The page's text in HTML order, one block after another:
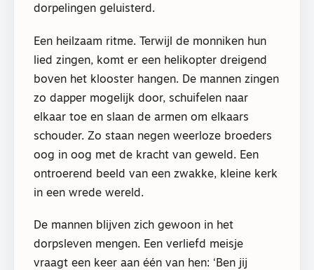
dorpelingen geluisterd.
Een heilzaam ritme. Terwijl de monniken hun
lied zingen, komt er een helikopter dreigend
boven het klooster hangen. De mannen zingen
zo dapper mogelijk door, schuifelen naar
elkaar toe en slaan de armen om elkaars
schouder. Zo staan negen weerloze broeders
oog in oog met de kracht van geweld. Een
ontroerend beeld van een zwakke, kleine kerk
in een wrede wereld.
De mannen blijven zich gewoon in het
dorpsleven mengen. Een verliefd meisje
vraagt een keer aan één van hen: ‘Ben jij